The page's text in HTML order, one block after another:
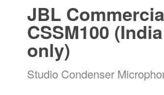
JBL
CSSM100 (India
only)
Studio Condenser